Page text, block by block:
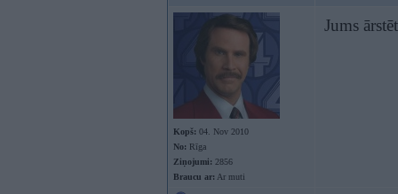
Kopš: 04. Nov 2010
No: Rīga
Ziņojumi: 2856
Braucu ar: Ar muti
Jums